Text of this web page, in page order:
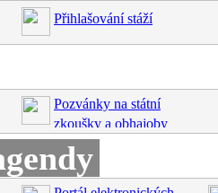
Přihlašování stáží
Pozvánky na státní
zkoušky a obhajoby